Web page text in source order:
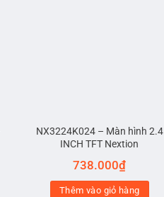
NX3224K024 – Màn hình 2.4
INCH TFT Nextion
738.000₫
Thêm vào giỏ hàng